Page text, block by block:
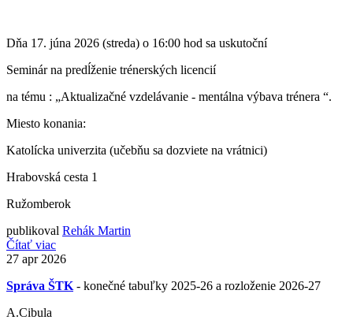
Dňa 17. júna 2026 (streda) o 16:00 hod sa uskutoční
Seminár na predĺženie trénerských licencií
na tému : „Aktualizačné vzdelávanie - mentálna výbava trénera “.
Miesto konania:
Katolícka univerzita (učebňu sa dozviete na vrátnici)
Hrabovská cesta 1
Ružomberok
publikoval Rehák Martin
Čítať viac
27 apr 2026
Správa ŠTK - konečné tabuľky 2025-26 a rozloženie 2026-27
A.Cibula